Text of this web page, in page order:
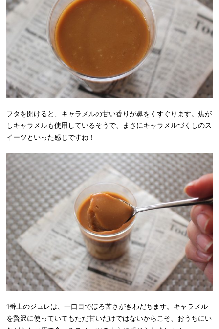
フタを開けると、キャラメルの甘い香りが鼻をくすぐります。焦が
しキャラメルも使用しているそうで、まさにキャラメルづくしのス
イーツといった感じですね！
1番上のジュレは、一口目でほろ苦さがきわだちます。キャラメル
を贅沢に使っていてもただ甘いだけではないからこそ、おうちにい